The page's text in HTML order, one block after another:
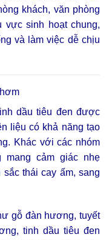
khách, văn phòng
vực sinh hoạt chung,
và làm việc dễ chịu
dầu tiêu đen được
liệu có khả năng tạo
Khác với các nhóm
mang cảm giác nhẹ
thái cay ấm, sang
gỗ đàn hương, tuyết
tinh dầu tiêu đen